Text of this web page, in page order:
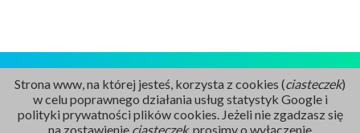
Strona www, na której jesteś, korzysta z cookies (ciasteczek)
w celu poprawnego działania usług statystyk Google i
polityki prywatności plików cookies. Jeżeli nie zgadzasz się
na zostawienie ciasteczek, prosimy o wyłączenie